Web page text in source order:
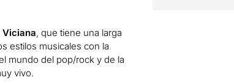
Viciana , que tiene una larga
estilos musicales con la
mundo del pop/rock y de la
vivo.